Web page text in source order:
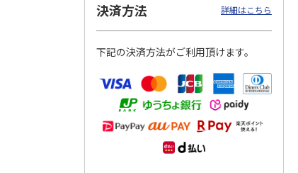
円…
4.8（11）
5,500円
4.6（7）
11,000円
決済方法 詳細はこちら
下記の決済方法がご利用頂けます。